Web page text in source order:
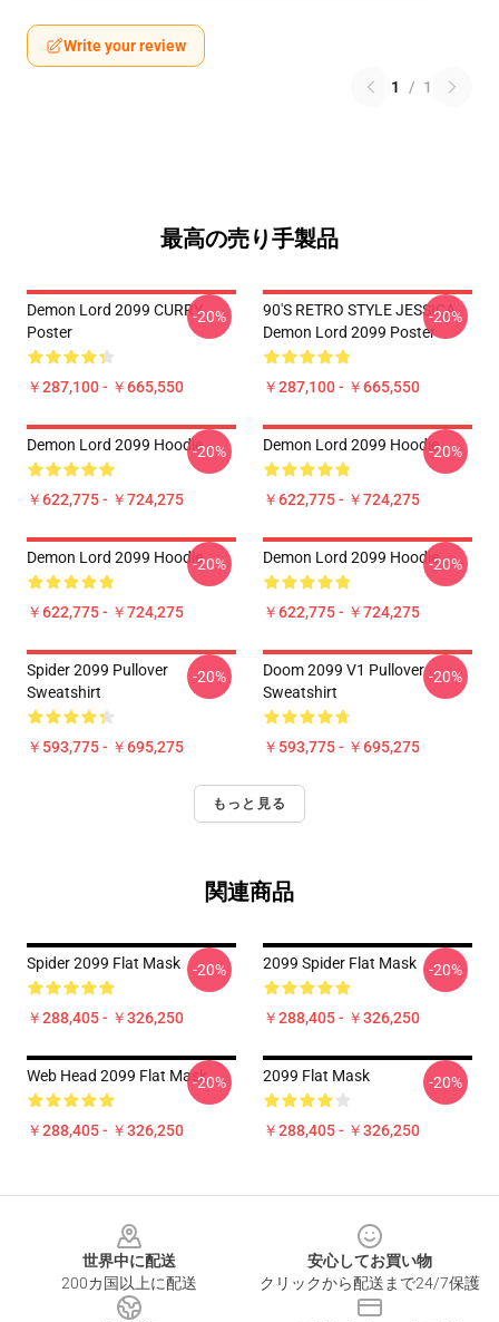
Write your review
1 / 1
最高の売り手製品
Demon Lord 2099 CURRY
Poster
￥287,100 - ￥665,550
-20%
90'S RETRO STYLE JESSICA
Demon Lord 2099 Poster
￥287,100 - ￥665,550
-20%
Demon Lord 2099 Hoodie
￥622,775 - ￥724,275
-20% Demon Lord 2099 Hoodie
￥622,775 - ￥724,275
-20%
Demon Lord 2099 Hoodie
￥622,775 - ￥724,275
-20% Demon Lord 2099 Hoodie
￥622,775 - ￥724,275
-20%
Spider 2099 Pullover
Sweatshirt
￥593,775 - ￥695,275
-20%
Doom 2099 V1 Pullover
Sweatshirt
￥593,775 - ￥695,275
-20%
もっと見る
関連商品
Spider 2099 Flat Mask
￥288,405 - ￥326,250
-20% 2099 Spider Flat Mask
￥288,405 - ￥326,250
-20%
Web Head 2099 Flat Mask
￥288,405 - ￥326,250
-20% 2099 Flat Mask
￥288,405 - ￥326,250
-20%
世界中に配送
200カ国以上に配送
安心してお買い物
クリックから配送まで24/7保護